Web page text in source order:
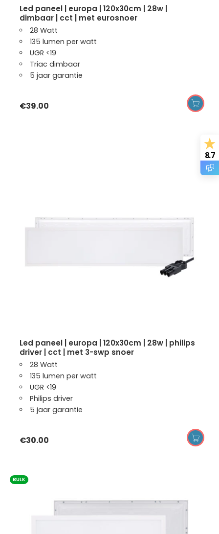
led paneel | europa | 120x30cm | 28w |
dimbaar | cct | met eurosnoer
28 Watt
135 lumen per watt
UGR <19
Triac dimbaar
5 jaar garantie
€39.00
led paneel | europa | 120x30cm | 28w | philips
driver | cct | met 3-swp snoer
28 Watt
135 lumen per watt
UGR <19
Philips driver
5 jaar garantie
€30.00
BULK
8.7